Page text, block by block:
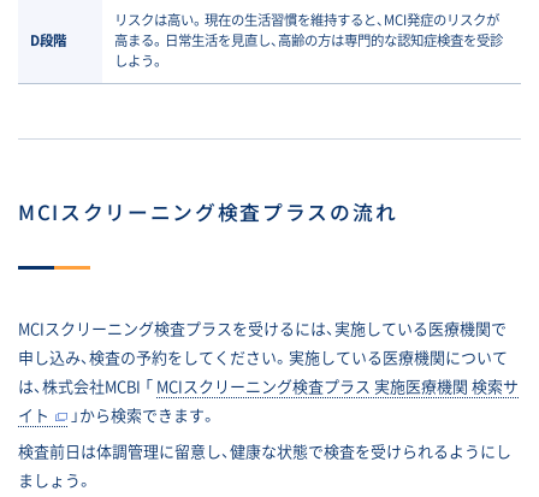
D段階
リスクは高い。現在の生活習慣を維持すると、MCI発症のリスクが
高まる。日常生活を見直し、高齢の方は専門的な認知症検査を受診
しよう。
MCIスクリーニング検査プラスの流れ
MCIスクリーニング検査プラスを受けるには、実施している医療機関で
申し込み、検査の予約をしてください。実施している医療機関について
は、株式会社MCBI 「 MCIスクリーニング検査プラス 実施医療機関 検索サ
イト
」から検索できます。
検査前日は体調管理に留意し、健康な状態で検査を受けられるようにし
ましょう。